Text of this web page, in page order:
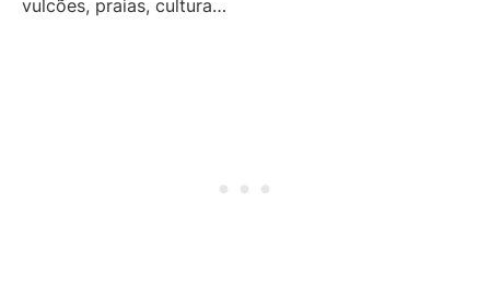
vulcões, praias, cultura…